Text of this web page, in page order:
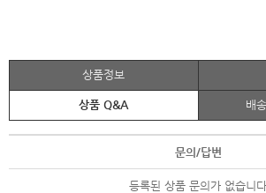
상품정보
상품 Q&A 배
문의/답변
등록된 상품 문의가 없습니다